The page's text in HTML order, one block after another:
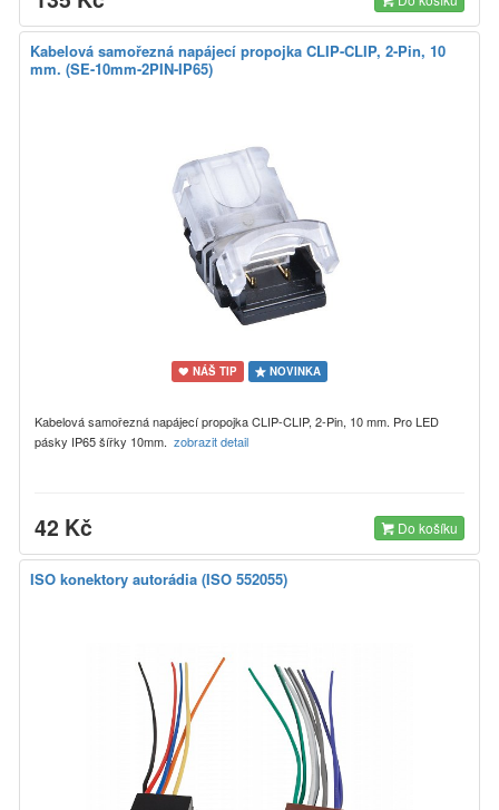
Kabelová samořezná napájecí propojka CLIP-CLIP, 2-Pin, 10
mm. (SE-10mm-2PIN-IP65)
NÁŠ TIP NOVINKA
Kabelová samořezná napájecí propojka CLIP-CLIP, 2-Pin, 10 mm. Pro LED
pásky IP65 šířky 10mm. zobrazit detail
42 Kč Do košíku
ISO konektory autorádia (ISO 552055)